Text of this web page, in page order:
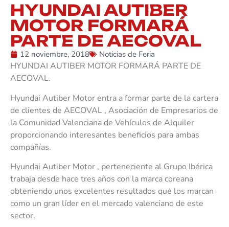
HYUNDAI AUTIBER
MOTOR FORMARÁ
PARTE DE AECOVAL
12 noviembre, 2018 Noticias de Feria
HYUNDAI AUTIBER MOTOR FORMARÁ PARTE DE
AECOVAL.
Hyundai Autiber Motor entra a formar parte de la cartera
de clientes de AECOVAL , Asociación de Empresarios de
la Comunidad Valenciana de Vehículos de Alquiler
proporcionando interesantes beneficios para ambas
compañías.
Hyundai Autiber Motor , perteneciente al Grupo Ibérica
trabaja desde hace tres años con la marca coreana
obteniendo unos excelentes resultados que los marcan
como un gran líder en el mercado valenciano de este
sector.